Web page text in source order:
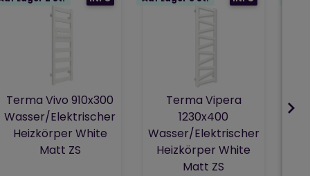
Terma Vivo 910x300
Wasser/Elektrischer
Heizkörper White
Matt ZS
Terma Vipera
1230x400
Wasser/Elektrischer
Heizkörper White
Matt ZS